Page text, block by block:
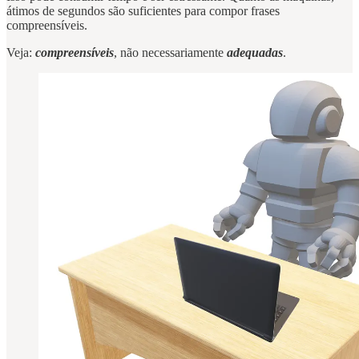
átimos de segundos são suficientes para compor frases
compreensíveis.
Veja: compreensíveis, não necessariamente adequadas.